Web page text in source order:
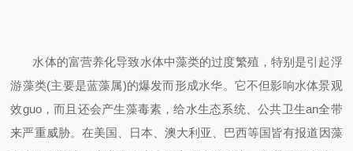
水体的富营养化导致水体中藻类的过度繁殖，特别是引起浮
游藻类(主要是蓝藻属)的爆发而形成水华。它不但影响水体景观
效guo，而且还会产生藻毒素，给水生态系统、公共卫生an全带
来严重威胁。在美国、日本、澳大利亚、巴西等国皆有报道因藻